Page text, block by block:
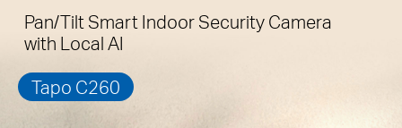
Pan/Tilt Smart Indoor Security Camera
with Local AI
Tapo C260